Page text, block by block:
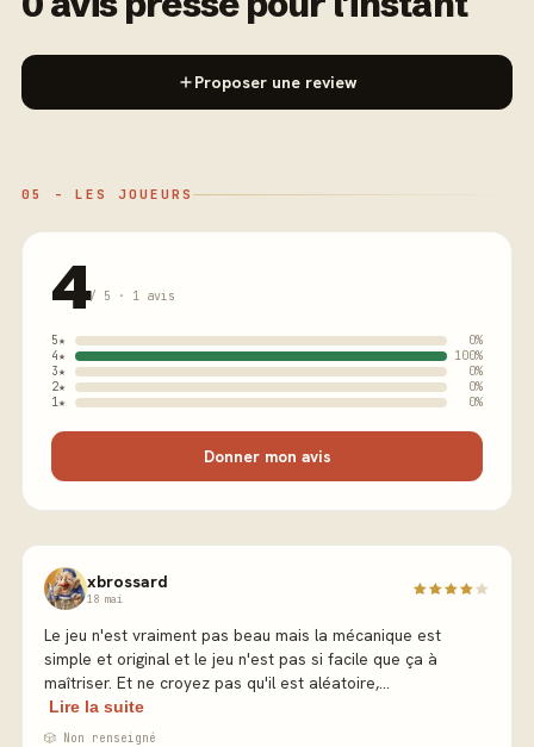
Proposer une review
05 - LES JOUEURS
4/ 5 · 1 avis
5★
0%
4★
100%
3★
0%
2★
0%
1★
0%
Donner mon avis
xbrossard
18 mai
Le jeu n'est vraiment pas beau mais la mécanique est
simple et original et le jeu n'est pas si facile que ça à
maîtriser. Et ne croyez pas qu'il est aléatoire,...
Lire la suite
🎲 Non renseigné